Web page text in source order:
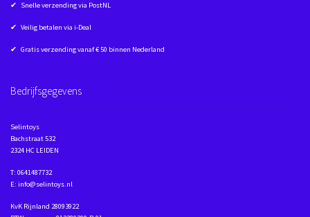
✔ Snelle verzending via PostNL
✔ Veilig betalen via i-Deal
✔ Gratis verzending vanaf € 50 binnen Nederland
Bedrijfsgegevens
Selintoys
Bachstraat 532
2324 HC LEIDEN
T: 0641487732
E: info@selintoys.nl
KvK Rijnland 28093922